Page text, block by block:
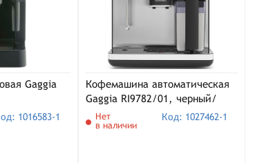
Gaggia
1016583-1
Кофемашина автоматическая
Gaggia RI9782/01, черный/
серебристый
Нет
в наличии
Код: 1027462-1